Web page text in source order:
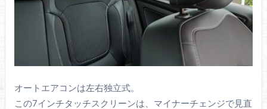
オートエアコンは左右独立式。
この7インチタッチスクリーンは、マイナーチェンジで見直